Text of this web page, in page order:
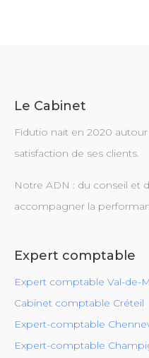
Le Cabinet
Fidutio nait en 2020
satisfaction de ses clients.
Notre ADN : du conseil et
accompagner la
Expert comptable
Expert comptable Val-de-
Cabinet comptable Créteil
Expert-comptable
Expert-comptable